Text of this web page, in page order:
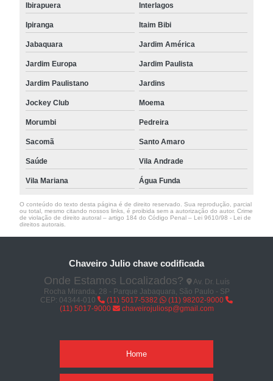
Ibirapuera Interlagos
Ipiranga Itaim Bibi
Jabaquara Jardim América
Jardim Europa Jardim Paulista
Jardim Paulistano Jardins
Jockey Club Moema
Morumbi Pedreira
Sacomã Santo Amaro
Saúde Vila Andrade
Vila Mariana Água Funda
O conteúdo do texto desta página é de direito reservado. Sua reprodução, parcial
ou total, mesmo citando nossos links, é proibida sem a autorização do autor. Crime
de violação de direito autoral – artigo 184 do Código Penal – Lei 9610/98 - Lei de
direitos autorais
Chaveiro Julio chave codificada
Onde Estamos Localizados?
Av. Dr. Luís
Rocha Miranda, 28 - Parque Jabaquara, São Paulo - SP
CEP: 04344-010
(11) 5017-5382
(11) 98202-9000
(11) 5017-9000
chaveirojuliosp@gmail.com
Home